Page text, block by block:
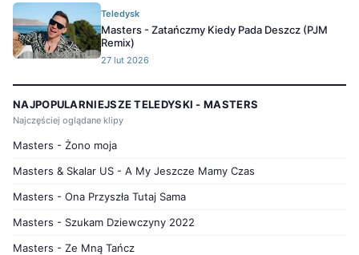
Teledysk
Masters - Zatańczmy Kiedy Pada Deszcz (PJM
Remix)
27 lut 2026
NAJPOPULARNIEJSZE TELEDYSKI - MASTERS
Najczęściej oglądane klipy
Masters - Żono moja
Masters & Skalar US - A My Jeszcze Mamy Czas
Masters - Ona Przyszła Tutaj Sama
Masters - Szukam Dziewczyny 2022
Masters - Ze Mną Tańcz